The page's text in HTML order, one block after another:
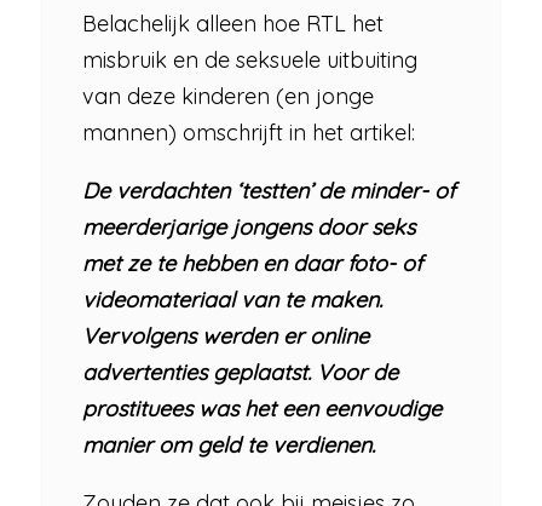
Belachelijk alleen hoe RTL het
misbruik en de seksuele uitbuiting
van deze kinderen (en jonge
mannen) omschrijft in het artikel:
De verdachten ‘testten’ de minder- of
meerderjarige jongens door seks
met ze te hebben en daar foto- of
videomateriaal van te maken.
Vervolgens werden er online
advertenties geplaatst. Voor de
prostituees was het een eenvoudige
manier om geld te verdienen.